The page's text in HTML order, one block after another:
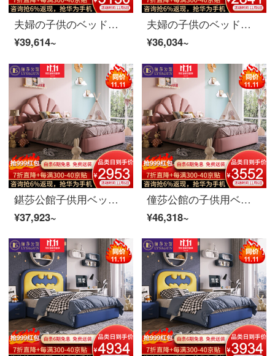
夫婦の子供のベッドの女の子の実の木のシングルベッドの1.5メートルの王女の皮のベッドの青少年の学生のベッドルームの家具のミッキーのシングルベッド+マットレス*2+環境保護の椰子のマット1.5 m
¥39,614~
夫婦の子供のベッドの女の子の実の木のシングルベッドの1.5メートルの王女の皮のベッドの青少年の学生のベッドルームの家具のミッキーのシングルベッド+マットレス*1+環境保護の椰子のマット1.5 m
¥36,034~
鍖莎公館子供用ベッド実木本革少女漫画シングルベッド1.5 m寝室プリンセス青少年学生高箱家具普通タイプ+ベッドヘッドセット*1 1.5 m
¥37,923~
僮莎公館の子供用ベッドの木の本革の小さい女の子の漫画のシングルベッドの1.5メートルの寝室の王女の青少年の高箱のベッドの家具の本革のモデルの本当の木の皮のベッドの1.8 m
¥46,318~